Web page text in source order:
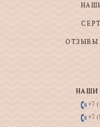
ОТЗЫВЫ
НАШИ
+7
+7